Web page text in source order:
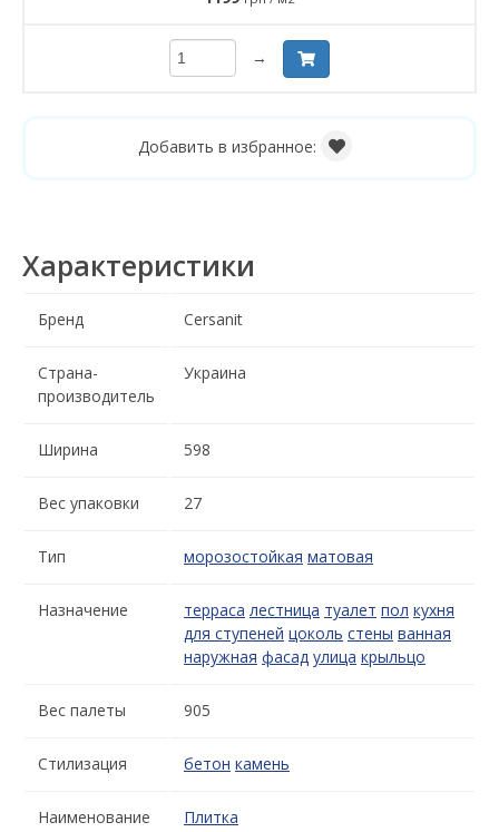
→
Добавить в избранное:
Характеристики
Бренд Cersanit
Страна-
производитель
Украина
Ширина 598
Вес упаковки 27
Тип морозостойкая матовая
Назначение терраса лестница туалет пол кухня
для ступеней цоколь стены ванная
наружная фасад улица крыльцо
Вес палеты 905
Стилизация бетон камень
Наименование Плитка